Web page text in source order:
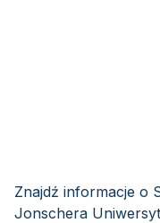
Znajdź informacje o
Jonschera